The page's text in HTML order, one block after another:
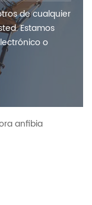
de cualquier
Estamos
o
anfibia